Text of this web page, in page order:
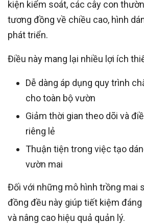
kiện kiểm soát, các cây con
tương đồng về chiều cao, hình
phát triển.
Điều này mang lại nhiều lợi ích
Dễ dàng áp dụng quy trình
cho toàn bộ vườn
Giảm thời gian theo dõi và
riêng lẻ
Thuận tiện trong việc tạo
vườn mai
Đối với những mô hình trồng mai
đồng đều này giúp tiết kiệm
và nâng cao hiệu quả quản lý.